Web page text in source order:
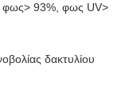
φως> 93%, φως UV>
δακτυλίου